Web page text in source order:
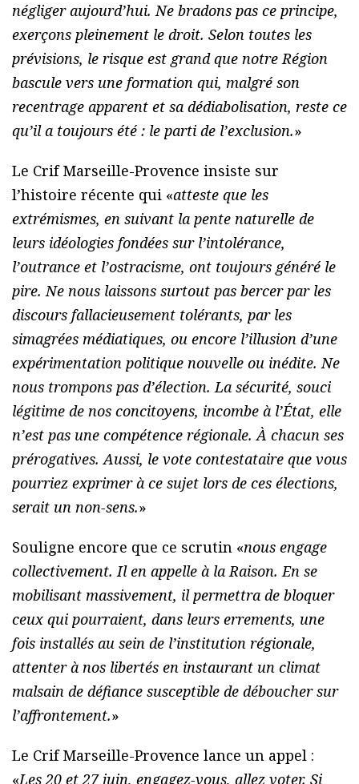
négliger aujourd’hui. Ne bradons pas ce principe,
exerçons pleinement le droit. Selon toutes les
prévisions, le risque est grand que notre Région
bascule vers une formation qui, malgré son
recentrage apparent et sa dédiabolisation, reste ce
qu’il a toujours été : le parti de l’exclusion.»
Le Crif Marseille-Provence insiste sur
l’histoire récente qui «atteste que les
extrémismes, en suivant la pente naturelle de
leurs idéologies fondées sur l’intolérance,
l’outrance et l’ostracisme, ont toujours généré le
pire. Ne nous laissons surtout pas bercer par les
discours fallacieusement tolérants, par les
simagrées médiatiques, ou encore l’illusion d’une
expérimentation politique nouvelle ou inédite. Ne
nous trompons pas d’élection. La sécurité, souci
légitime de nos concitoyens, incombe à l’État, elle
n’est pas une compétence régionale. À chacun ses
prérogatives. Aussi, le vote contestataire que vous
pourriez exprimer à ce sujet lors de ces élections,
serait un non-sens.»
Souligne encore que ce scrutin «nous engage
collectivement. Il en appelle à la Raison. En se
mobilisant massivement, il permettra de bloquer
ceux qui pourraient, dans leurs errements, une
fois installés au sein de l’institution régionale,
attenter à nos libertés en instaurant un climat
malsain de défiance susceptible de déboucher sur
l’affrontement.»
Le Crif Marseille-Provence lance un appel :
«Les 20 et 27 juin, engagez-vous, allez voter. Si